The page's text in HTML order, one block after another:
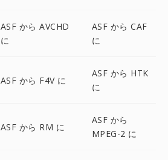
ASF から AVCHD
に
ASF から CAF
に
ASF から F4V に
ASF から HTK
に
ASF から RM に
ASF から
MPEG-2 に